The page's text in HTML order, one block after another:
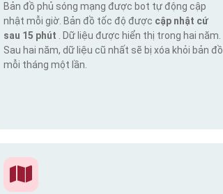
Bản đồ phủ sóng mạng được bot tự động cập
nhật mỗi giờ. Bản đồ tốc độ được cập nhật cứ
sau 15 phút
. Dữ liệu được hiển thị trong hai năm.
Sau hai năm, dữ liệu cũ nhất sẽ bị xóa khỏi bản đồ
mỗi tháng một lần.